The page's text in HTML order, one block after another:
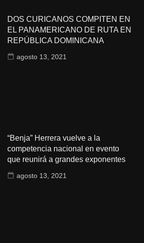
DOS CURICANOS COMPITEN EN
EL PANAMERICANO DE RUTA EN
REPÚBLICA DOMINICANA
agosto 13, 2021
“Benja” Herrera vuelve a la
competencia nacional en evento
que reunirá a grandes exponentes
agosto 13, 2021